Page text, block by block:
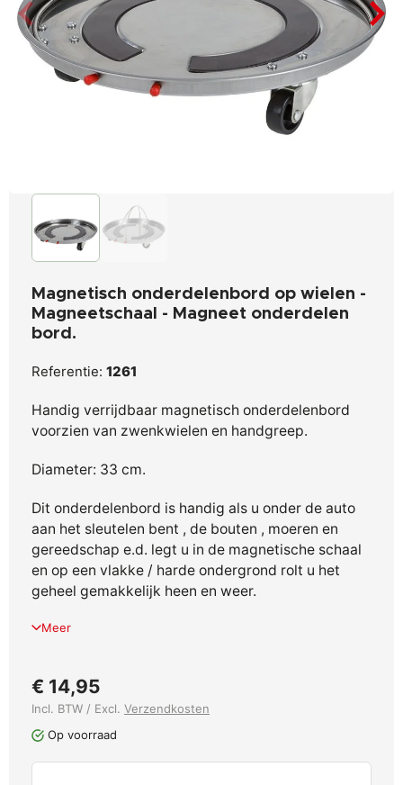
Magnetisch onderdelenbord op wielen -
Magneetschaal - Magneet onderdelen
bord.
Referentie: 1261
Handig verrijdbaar magnetisch onderdelenbord
voorzien van zwenkwielen en handgreep.
Diameter: 33 cm.
Dit onderdelenbord is handig als u onder de auto
aan het sleutelen bent , de bouten , moeren en
gereedschap e.d. legt u in de magnetische schaal
en op een vlakke / harde ondergrond rolt u het
geheel gemakkelijk heen en weer.
Meer
€ 14,95
Incl. BTW / Excl. Verzendkosten
Op voorraad